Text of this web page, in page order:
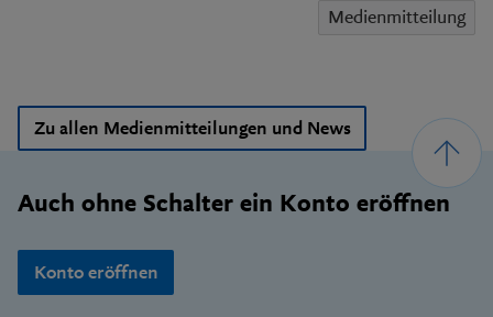
Medienmitteilung
Zu allen Medienmitteilungen und News
Auch ohne Schalter ein Konto eröffnen
Konto eröffnen